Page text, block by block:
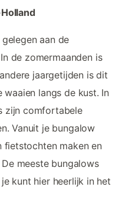
aan de
de zomermaanden is
jaargetijden is dit
langs de kust. In
zijn comfortabele
Vanuit je bungalow
fietstochten maken en
meeste bungalows
kunt hier heerlijk in het